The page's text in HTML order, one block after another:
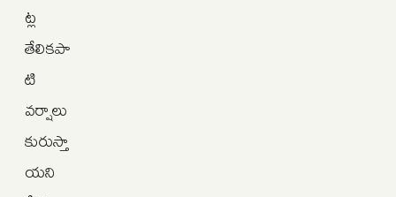
ట్ల
తేలికపా
టి
వర్షాలు
కురుస్తా
యని